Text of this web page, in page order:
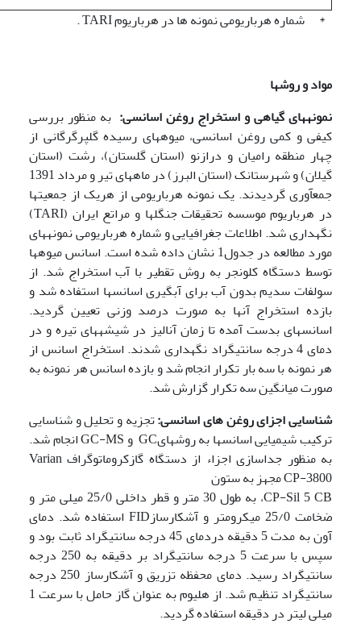
* شماره هرباریومی نمونه ها در هرباریوم TARI .
مواد و روشها
نمونه­های گیاهی و استخراج روغن اسانسی: به منظور بررسی
کیفی و کمی روغن اسانسی، میوه­های رسیده گلپرگرگانی از
چهار منطقه رامیان و درازنو (استان گلستان)، رشت (استان
گیلان) و شهرستانک (استان البرز) در ماه­­های تیر و مرداد 1391
جمع­آوری گردیدند. یک نمونه هرباریومی از هریک از جمعیت­ها
در هرباریوم موسسه تحقیقات جنگل­ها و مراتع ایران (TARI)
نگهداری شد. اطلاعات جغرافیایی و شماره هرباریومی نمونه­های
مورد مطالعه در جدول1 نشان داده شده است. اسانس میوه­ها
توسط دستگاه کلونجر به روش تقطیر با آب استخراج شد. از
سولفات سدیم بدون آب برای آبگیری اسانس­ها استفاده شد و
بازده استخراج آن­ها به صورت درصد وزنی تعیین گردید.
اسانس­های بدست آمده تا زمان آنالیز در شیشه­های تیره و در
دمای 4 درجه سانتی­گراد نگهداری شدند. استخراج اسانس از
هر نمونه با سه بار تکرار انجام شد و بازده اسانس هر نمونه به
صورت میانگین سه تکرار گزارش شد.
شناسایی اجزای روغن های اسانسی:تجزیه و تحلیل و شناسایی
ترکیب شیمیایی اسانس­ها به روش­هایGC و GC-MS انجام شد.
به منظور جداسازی اجزاء از دستگاه گازکروماتوگراف Varian
CP-3800 مجهز به ستون
CP-Sil 5 CB، به طول 30 متر و قطر داخلی 25/0 میلی متر و
ضخامت 25/0 میکرومتر و آشکارسازFID استفاده شد. دمای
آون به مدت 5 دقیقه دردمای 45 درجه سانتی­گراد ثابت بود و
سپس با سرعت 5 درجه سانتی­گراد بر دقیقه به 250 درجه
سانتی­گراد رسید. دمای محفظه تزریق و آشکارساز 250 درجه
سانتی­گراد تنظیم شد. از هلیوم به عنوان گاز حامل با سرعت 1
میلی لیتر در دقیقه استفاده گردید.